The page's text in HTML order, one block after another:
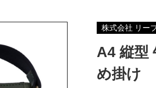
株式会社 リー
A4 縦型
め掛け